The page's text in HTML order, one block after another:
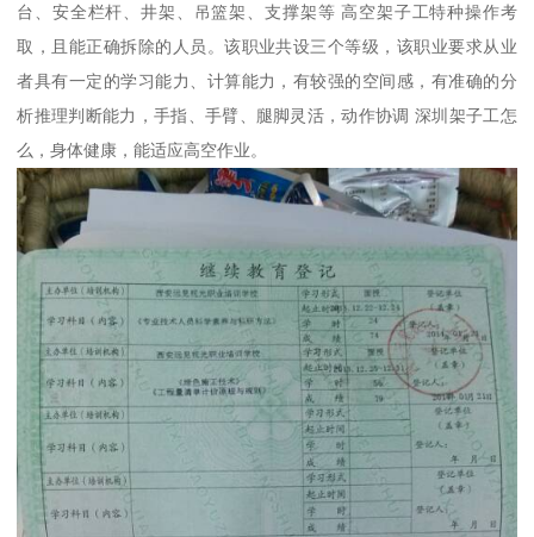
台、安全栏杆、井架、吊篮架、支撑架等 高空架子工特种操作考
取，且能正确拆除的人员。该职业共设三个等级，该职业要求从业
者具有一定的学习能力、计算能力，有较强的空间感，有准确的分
析推理判断能力，手指、手臂、腿脚灵活，动作协调 深圳架子工怎
么，身体健康，能适应高空作业。